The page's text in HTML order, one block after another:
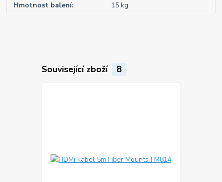
Hmotnost balení 15 kg
Související zboží 8